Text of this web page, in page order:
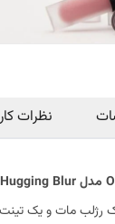
نظرات
رژلب مات و یک